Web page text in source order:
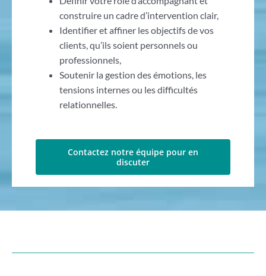
construire un cadre d’intervention clair,
Identifier et affiner les objectifs de vos
clients, qu’ils soient personnels ou
professionnels,
Soutenir la gestion des émotions, les
tensions internes ou les difficultés
relationnelles.
Contactez notre équipe pour en
discuter